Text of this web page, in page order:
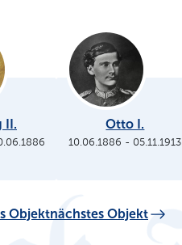
II. Otto I.
10.06.1886 - 05.11.1913
Objektnächstes Objekt